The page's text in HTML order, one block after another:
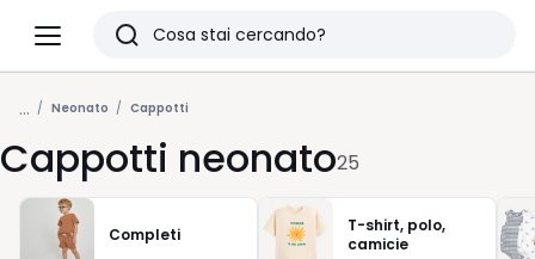
Menu
Redoute
Ricerca
Ultimi
articoli
visti
... Neonato Cappotti
Cappotti neonato25
Completi
T-shirt, polo,
camicie